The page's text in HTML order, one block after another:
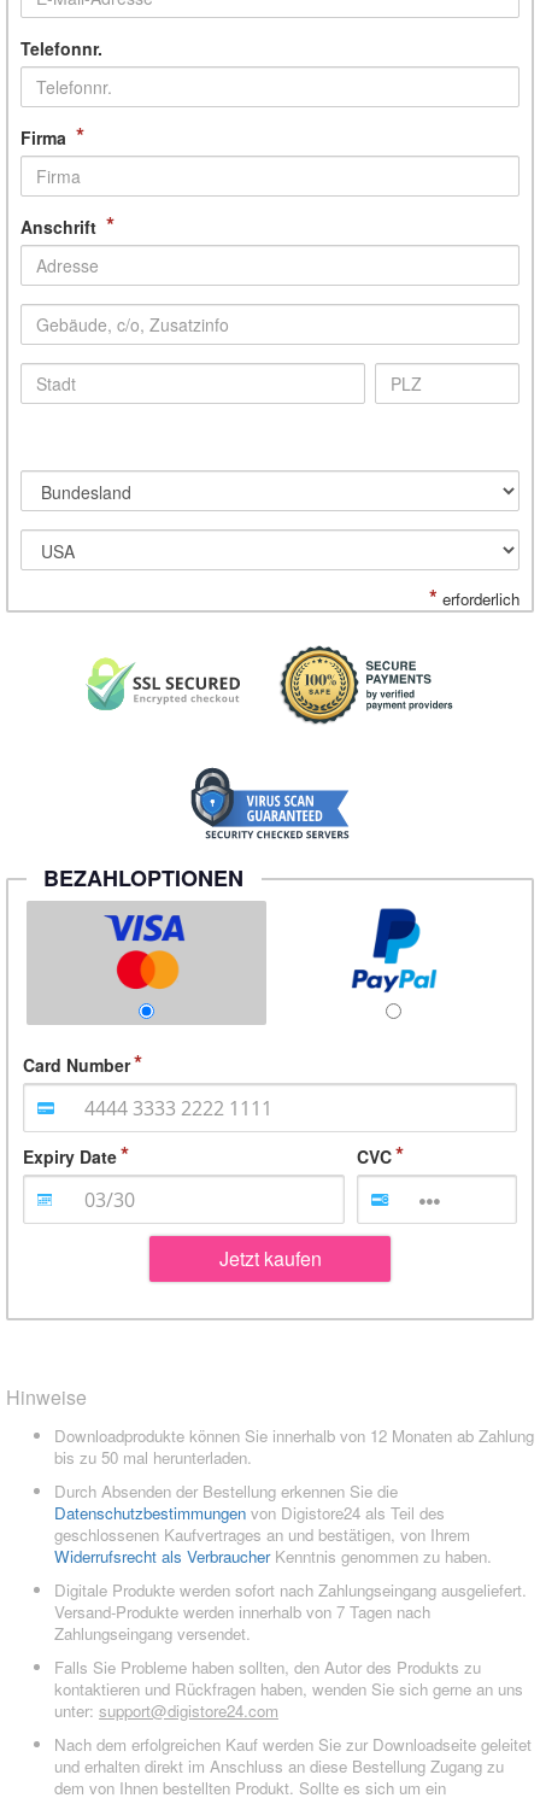
Telefonnr.
Firma *
Anschrift *
* erforderlich
BEZAHLOPTIONEN
Card Number
Expiry Date CVC
Jetzt kaufen
Hinweise
Downloadprodukte können Sie innerhalb von 12 Monaten ab Zahlung
bis zu 50 mal herunterladen.
Durch Absenden der Bestellung erkennen Sie die
Datenschutzbestimmungen von Digistore24 als Teil des
geschlossenen Kaufvertrages an und bestätigen, von Ihrem
Widerrufsrecht als VerbraucherKenntnis genommen zu haben.
Digitale Produkte werden sofort nach Zahlungseingang ausgeliefert.
Versand-Produkte werden innerhalb von 7 Tagen nach
Zahlungseingang versendet.
Falls Sie Probleme haben sollten, den Autor des Produkts zu
kontaktieren und Rückfragen haben, wenden Sie sich gerne an uns
unter: support@digistore24.com
Nach dem erfolgreichen Kauf werden Sie zur Downloadseite geleitet
und erhalten direkt im Anschluss an diese Bestellung Zugang zu
dem von Ihnen bestellten Produkt. Sollte es sich um ein